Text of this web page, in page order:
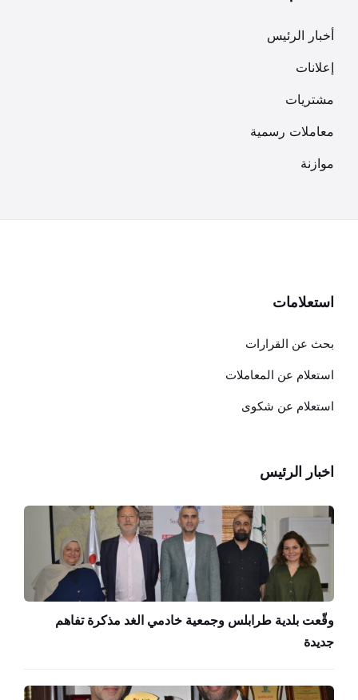
أخبار الرئيس
إعلانات
مشتريات
معاملات رسمية
موازنة
استعلامات
بحث عن القرارات
استعلام عن المعاملات
استعلام عن شكوى
اخبار الرئيس
وقّعت بلدية طرابلس وجمعية خادمي الغد مذكرة تفاهم
جديدة